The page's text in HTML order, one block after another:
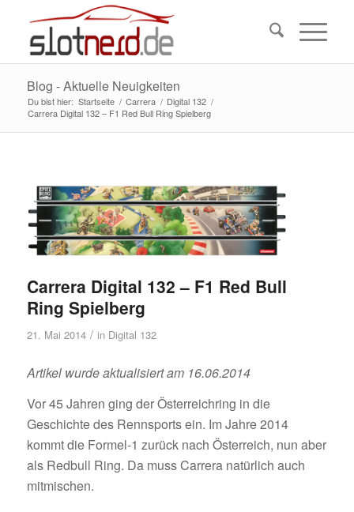
Blog - Aktuelle Neuigkeiten
Du bist hier: Startseite / Carrera / Digital 132 /
Carrera Digital 132 – F1 Red Bull Ring Spielberg
Carrera Digital 132 – F1 Red Bull
Ring Spielberg
21. Mai 2014 / in Digital 132
Artikel wurde aktualisiert am 16.06.2014
Vor 45 Jahren ging der Österreichring in die
Geschichte des Rennsports ein. Im Jahre 2014
kommt die Formel-1 zurück nach Österreich, nun aber
als Redbull Ring. Da muss Carrera natürlich auch
mitmischen.